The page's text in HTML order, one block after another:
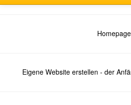
Eigene Website erstellen - der